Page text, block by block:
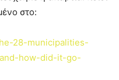
στο:
28-municipalities-
how-did-it-go-